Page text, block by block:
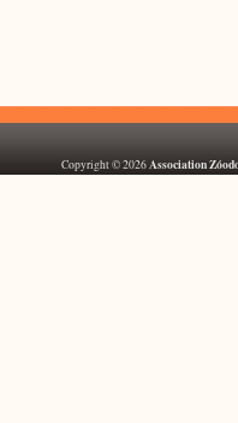
Copyright © 2026Association